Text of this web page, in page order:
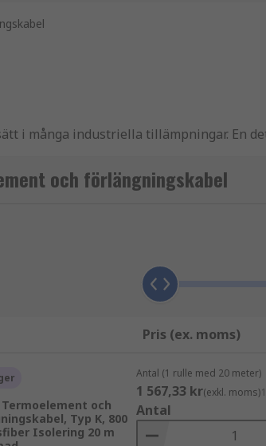
i många industriella tillämpningar. En
mellan termoelementgivaren och ett
och förlängningskabel
Pris (ex. moms)
Termoelement och
Typ K, 800
Isolering 20 m
Antal (1 rulle med 20 meter)
1 567,33 kr(exkl. moms)
Antal